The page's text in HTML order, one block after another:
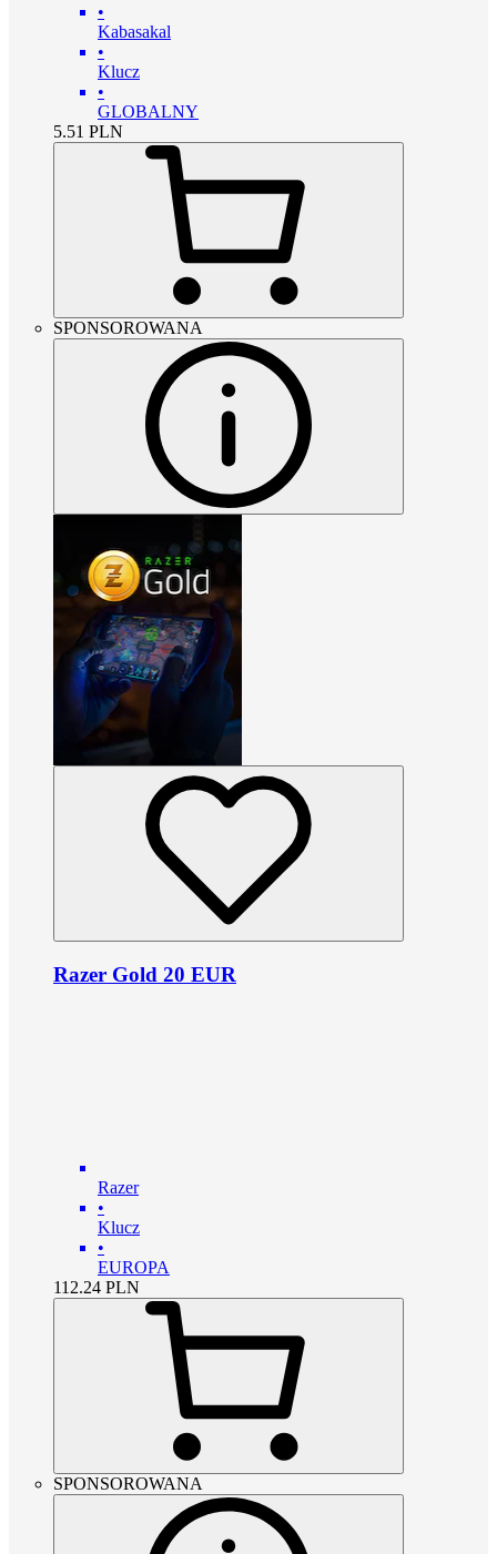
•
Kabasakal
•
Klucz
•
GLOBALNY
5.51 PLN
SPONSOROWANA
Razer Gold 20 EUR
Razer
•
Klucz
•
EUROPA
112.24 PLN
SPONSOROWANA